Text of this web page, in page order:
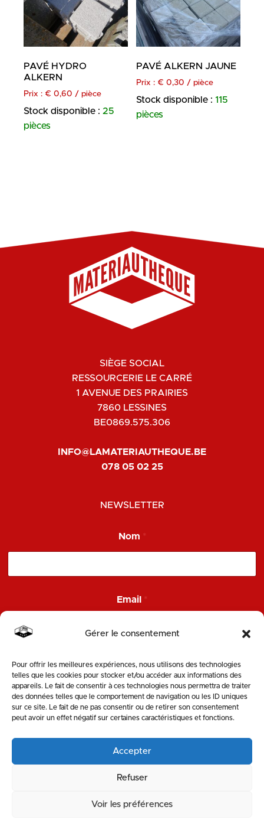
Gérer le consentement
Pour offrir les meilleures expériences, nous utilisons des technologies
telles que les cookies pour stocker et/ou accéder aux informations des
appareils. Le fait de consentir à ces technologies nous permettra de traiter
des données telles que le comportement de navigation ou les ID uniques
sur ce site. Le fait de ne pas consentir ou de retirer son consentement
peut avoir un effet négatif sur certaines caractéristiques et fonctions.
Accepter
Refuser
Voir les préférences
PAVÉ HYDRO
ALKERN
Prix : € 0,60 / pièce
Stock disponible : 25
pièces
PAVÉ ALKERN JAUNE
Prix : € 0,30 / pièce
Stock disponible : 115
pièces
SIÈGE SOCIAL
RESSOURCERIE LE CARRÉ
1 AVENUE DES PRAIRIES
7860 LESSINES
BE0869.575.306
INFO@LAMATERIAUTHEQUE.BE
078 05 02 25
NEWSLETTER
Nom *
o
m
E
i
l
Email *
ENVOYER
SUIVEZ-NOUS